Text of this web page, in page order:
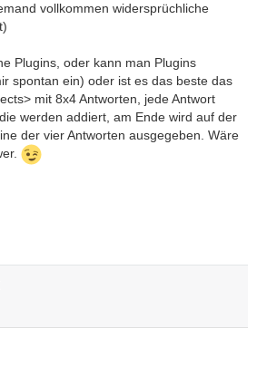
vollkommen widersprüchliche
Plugins, oder kann man Plugins
spontan ein) oder ist es das beste das
mit 8x4 Antworten, jede Antwort
werden addiert, am Ende wird auf der
der vier Antworten ausgegeben. Wäre